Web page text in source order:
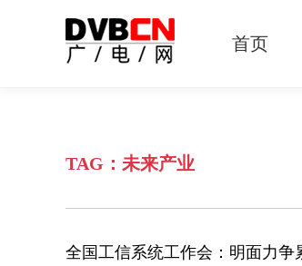
首页
TAG：未来产业
全国工信系统工作会：明面力争